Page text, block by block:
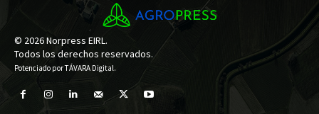
© 2026 Norpress EIRL.
Todos los derechos reservados.
Potenciado porTÁVARA Digital.